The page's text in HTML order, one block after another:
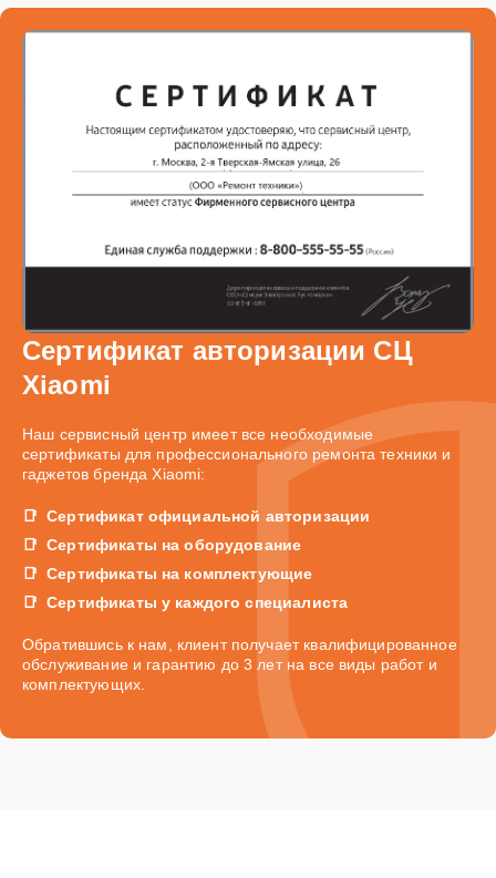
Сертификат авторизации СЦ
Xiaomi
Наш сервисный центр имеет все необходимые
сертификаты для профессионального ремонта техники и
гаджетов бренда Xiaomi:
Сертификат официальной авторизации
Сертификаты на оборудование
Сертификаты на комплектующие
Сертификаты у каждого специалиста
Обратившись к нам, клиент получает квалифицированное
обслуживание и гарантию до 3 лет на все виды работ и
комплектующих.